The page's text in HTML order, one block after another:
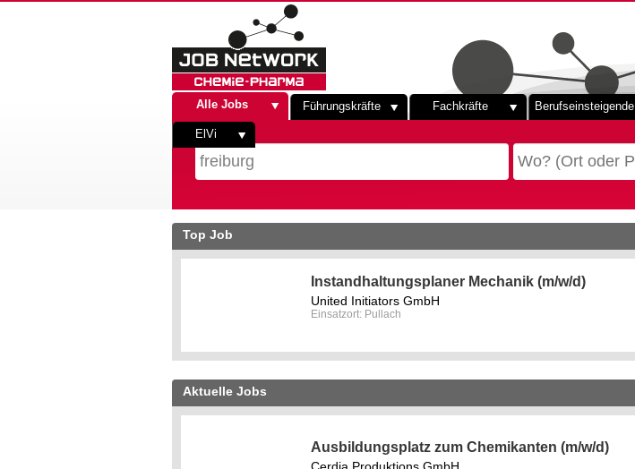
Alle Jobs Führungskräfte Fachkräfte Berufseinsteigende
ElVi
Top Job
Instandhaltungsplaner Mechanik (m/w/d)
United Initiators GmbH
Einsatzort: Pullach
Aktuelle Jobs
Ausbildungsplatz zum Chemikanten (m/w/d)